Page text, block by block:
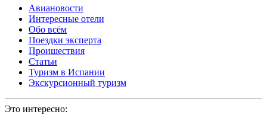
Авиановости
Интересные отели
Обо всём
Поездки эксперта
Проишествия
Статьи
Туризм в Испании
Экскурсионный туризм
Это интересно: